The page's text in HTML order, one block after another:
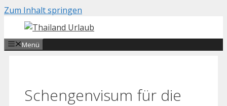
Zum Inhalt springen
Menü
Schengenvisum für die